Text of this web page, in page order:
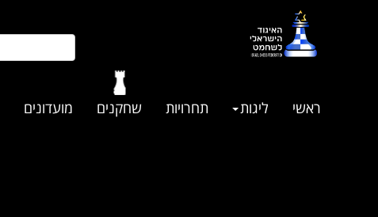
ראשי ליגות תחרויות שחקנים מועדונים